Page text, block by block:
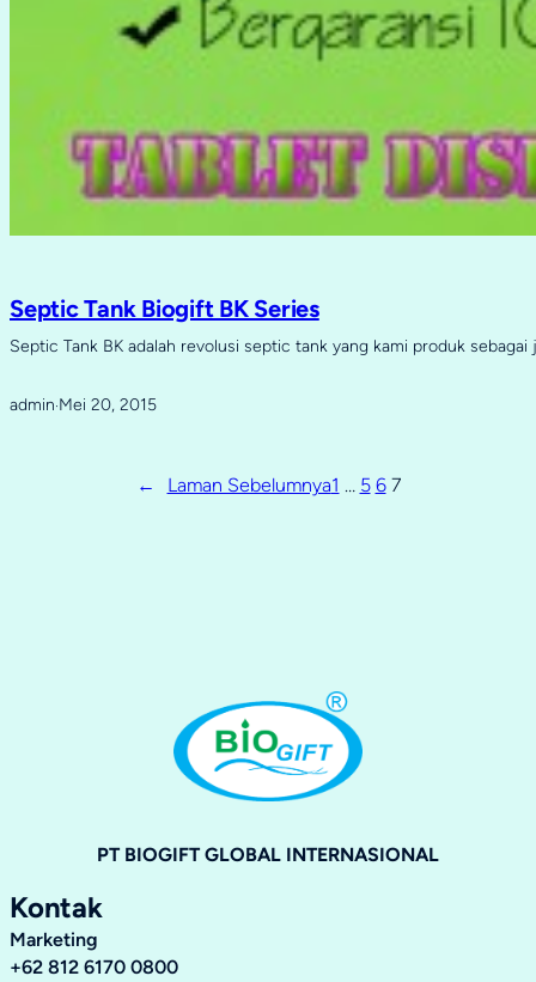
Septic Tank Biogift BK Series
Septic Tank BK adalah revolusi septic tank yang kami produk sebagai
admin·Mei 20, 2015
← Laman Sebelumnya1 … 5 6 7
PT BIOGIFT GLOBAL INTERNASIONAL
Kontak
Marketing
+62 812 6170 0800